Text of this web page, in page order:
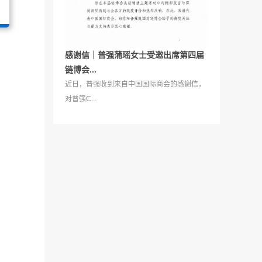
感谢信｜普强蒲瑶女士受邀出席第四届
链博会...
近日，普强收到来自中国国际商会的感谢信，
对普强C...